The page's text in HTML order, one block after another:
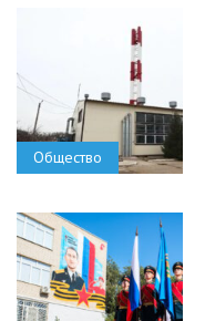
Общество